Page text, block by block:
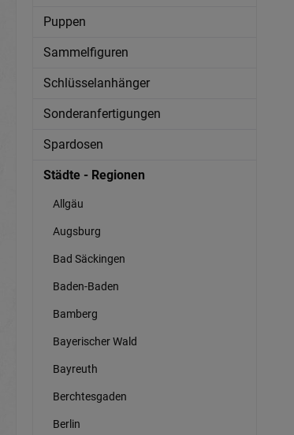
Puppen
Sammelfiguren
Schlüsselanhänger
Sonderanfertigungen
Spardosen
Städte - Regionen
Allgäu
Augsburg
Bad Säckingen
Baden-Baden
Bamberg
Bayerischer Wald
Bayreuth
Berchtesgaden
Berlin